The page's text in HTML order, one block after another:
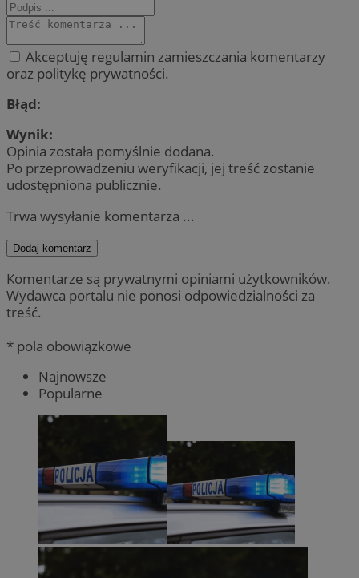
Akceptuję regulamin zamieszczania komentarzy
oraz politykę prywatności.
Błąd:
Wynik:
Opinia została pomyślnie dodana.
Po przeprowadzeniu weryfikacji, jej treść zostanie
udostępniona publicznie.
Trwa wysyłanie komentarza ...
Dodaj komentarz
Komentarze są prywatnymi opiniami użytkowników.
Wydawca portalu nie ponosi odpowiedzialności za
treść.
* pola obowiązkowe
Najnowsze
Popularne